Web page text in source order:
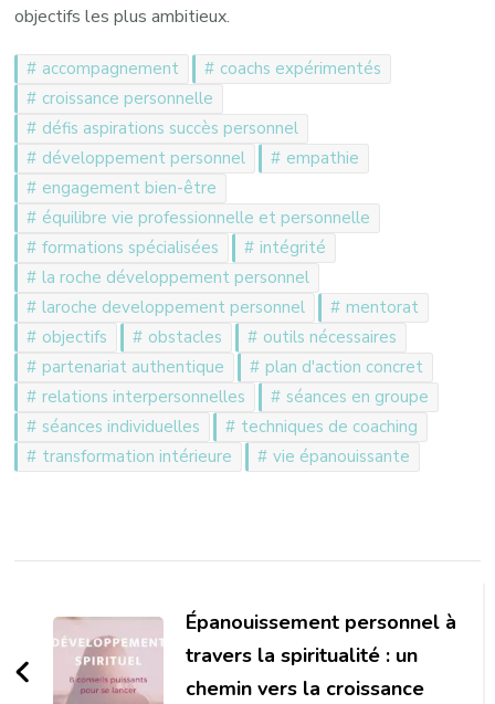
objectifs les plus ambitieux.
accompagnement
coachs expérimentés
croissance personnelle
défis aspirations succès personnel
développement personnel
empathie
engagement bien-être
équilibre vie professionnelle et personnelle
formations spécialisées
intégrité
la roche développement personnel
laroche developpement personnel
mentorat
objectifs
obstacles
outils nécessaires
partenariat authentique
plan d'action concret
relations interpersonnelles
séances en groupe
séances individuelles
techniques de coaching
transformation intérieure
vie épanouissante
d'article
Épanouissement personnel à
travers la spiritualité : un
chemin vers la croissance